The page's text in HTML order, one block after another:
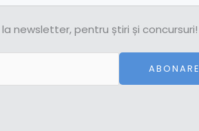
newsletter, pentru știri și concursuri!
ABONARE